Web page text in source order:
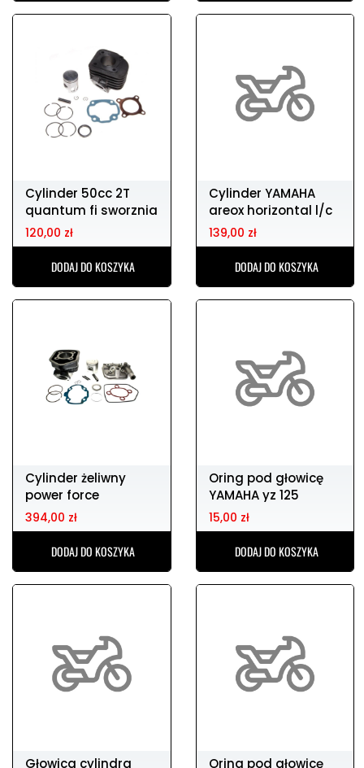
Cylinder 50cc 2T
quantum fi sworznia
10
120,00 zł
DODAJ DO KOSZYKA
Cylinder YAMAHA
areox horizontal l/c
40mm
139,00 zł
DODAJ DO KOSZYKA
Cylinder żeliwny
power force
speedfight l/c 47
mm
394,00 zł
DODAJ DO KOSZYKA
Oring pod głowicę
YAMAHA yz 125
15,00 zł
DODAJ DO KOSZYKA
Głowica cylindra Oring pod głowicę